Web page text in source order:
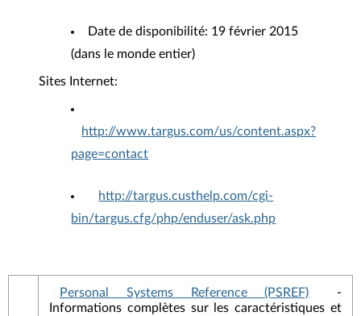
Date de disponibilité: 19 février 2015
(dans le monde entier)
Sites Internet:
http://www.targus.com/us/content.aspx?
page=contact
http://targus.custhelp.com/cgi-
bin/targus.cfg/php/enduser/ask.php
Personal Systems Reference (PSREF)
-
Informations complètes sur les caractéristiques et